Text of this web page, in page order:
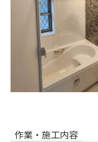
作業・施工内容